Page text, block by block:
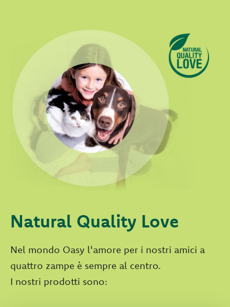
Natural Quality Love
Nel mondo Oasy l'amore per i nostri amici a
quattro zampe è sempre al centro.
I nostri prodotti sono: